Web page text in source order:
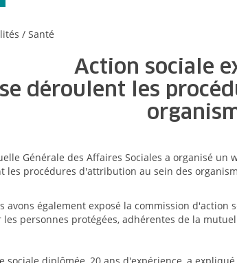
/ Santé
Action sociale
déroulent les
Générale des Affaires Sociales a organisé
procédures d'attribution au sein des
avons également exposé la commission
personnes protégées, adhérentes de la